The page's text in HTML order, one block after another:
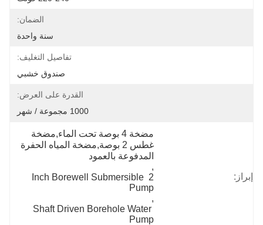
الضمان:
سنة واحدة
تفاصيل التغليف:
صندوق خشبي
القدرة على العرض:
1000 مجموعة / شهر
إبراز:
المدفوعة بالعمود
,
2 Inch Borewell Submersible
Pump
,
Shaft Driven Borehole Water
Pump